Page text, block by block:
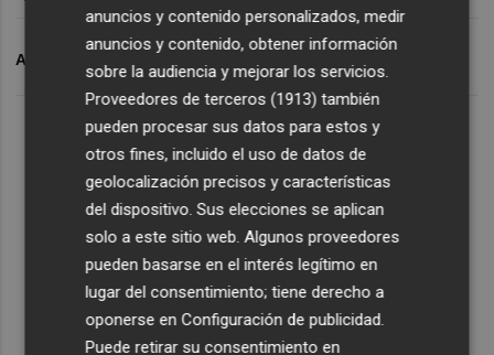
ARCHIVADO EN
anuncios y contenido personalizados, medir
anuncios y contenido, obtener información
sobre la audiencia y mejorar los servicios.
Proveedores de terceros (1913) también
pueden procesar sus datos para estos y
otros fines, incluido el uso de datos de
geolocalización precisos y características
del dispositivo. Sus elecciones se aplican
solo a este sitio web. Algunos proveedores
pueden basarse en el interés legítimo en
lugar del consentimiento; tiene derecho a
oponerse enConfiguración de publicidad
Puede retirar su consentimiento en